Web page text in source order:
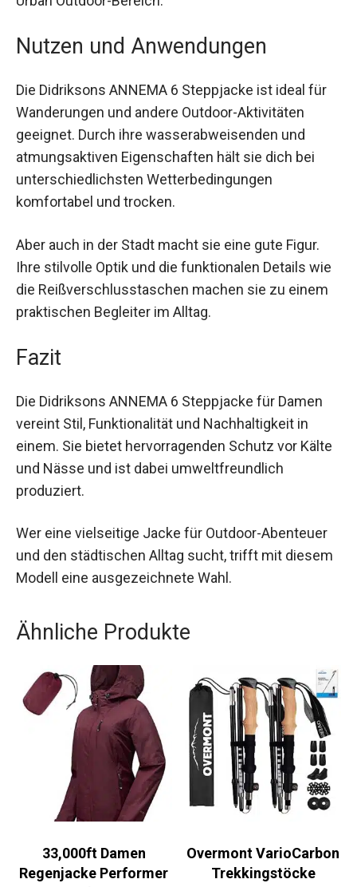
Freizeit-Styles im Urban Outdoor-Bereich.
Nutzen und Anwendungen
Die Didriksons ANNEMA 6 Steppjacke ist ideal für
Wanderungen und andere Outdoor-Aktivitäten
geeignet. Durch ihre wasserabweisenden und
atmungsaktiven Eigenschaften hält sie dich bei
unterschiedlichsten Wetterbedingungen
komfortabel und trocken.
Aber auch in der Stadt macht sie eine gute Figur.
Ihre stilvolle Optik und die funktionalen Details
wie die Reißverschlusstaschen machen sie zu
einem praktischen Begleiter im Alltag.
Fazit
Die Didriksons ANNEMA 6 Steppjacke für Damen
vereint Stil, Funktionalität und Nachhaltigkeit in
einem. Sie bietet hervorragenden Schutz vor
Kälte und Nässe und ist dabei umweltfreundlich
produziert.
Wer eine vielseitige Jacke für Outdoor-Abenteuer
und den städtischen Alltag sucht, trifft mit
diesem Modell eine ausgezeichnete Wahl.
Ähnliche Produkte
33,000ft Damen
Regenjacke Performer
Overmont
VarioCarbon